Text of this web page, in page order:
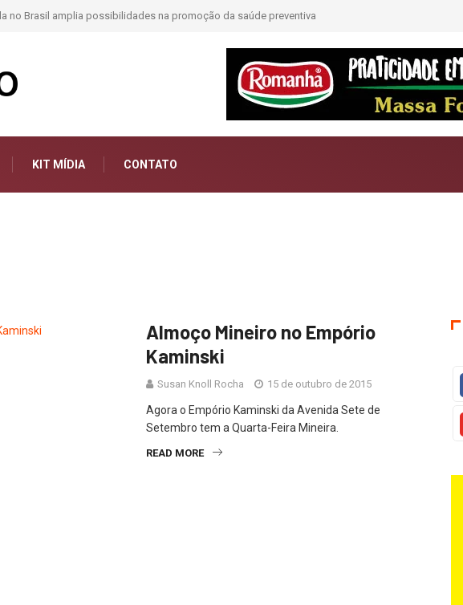
no Brasil amplia possibilidades na promoção da saúde preventiva
KIT MÍDIA CONTATO
Almoço Mineiro no Empório
Kaminski
Susan Knoll Rocha 15 de outubro de 2015
Agora o Empório Kaminski da Avenida Sete de
Setembro tem a Quarta-Feira Mineira.
READ MORE